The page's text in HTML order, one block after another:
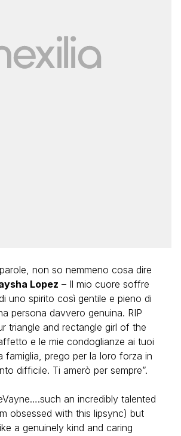
non so nemmeno cosa dire
Lopez – Il mio cuore soffre
uno spirito così gentile e pieno di
persona davvero genuina. RIP
triangle and rectangle girl of the
e le mie condoglianze ai tuoi
famiglia, prego per la loro forza in
difficile. Ti amerò per sempre”.
an incredibly talented
obsessed with this lipsync) but
a genuinely kind and caring